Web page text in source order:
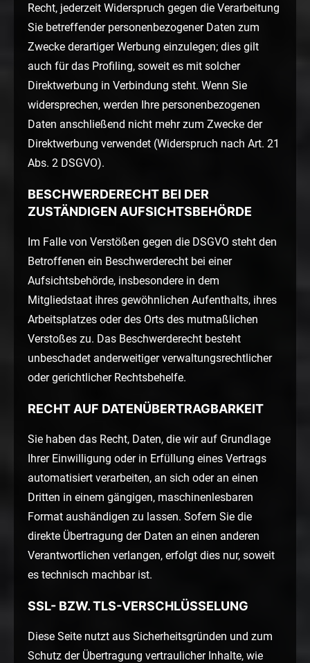
Recht, jederzeit Widerspruch gegen die Verarbeitung
Sie betreffender personenbezogener Daten zum
Zwecke derartiger Werbung einzulegen; dies gilt
auch für das Profiling, soweit es mit solcher
Direktwerbung in Verbindung steht. Wenn Sie
widersprechen, werden Ihre personenbezogenen
Daten anschließend nicht mehr zum Zwecke der
Direktwerbung verwendet (Widerspruch nach Art. 21
Abs. 2 DSGVO).
BESCHWERDERECHT BEI DER
ZUSTÄNDIGEN AUFSICHTSBEHÖRDE
Im Falle von Verstößen gegen die DSGVO steht den
Betroffenen ein Beschwerderecht bei einer
Aufsichtsbehörde, insbesondere in dem
Mitgliedstaat ihres gewöhnlichen Aufenthalts, ihres
Arbeitsplatzes oder des Orts des mutmaßlichen
Verstoßes zu. Das Beschwerderecht besteht
unbeschadet anderweitiger verwaltungsrechtlicher
oder gerichtlicher Rechtsbehelfe.
RECHT AUF DATENÜBERTRAGBARKEIT
Sie haben das Recht, Daten, die wir auf Grundlage
Ihrer Einwilligung oder in Erfüllung eines Vertrags
automatisiert verarbeiten, an sich oder an einen
Dritten in einem gängigen, maschinenlesbaren
Format aushändigen zu lassen. Sofern Sie die
direkte Übertragung der Daten an einen anderen
Verantwortlichen verlangen, erfolgt dies nur, soweit
es technisch machbar ist.
SSL- BZW. TLS-VERSCHLÜSSELUNG
Diese Seite nutzt aus Sicherheitsgründen und zum
Schutz der Übertragung vertraulicher Inhalte, wie